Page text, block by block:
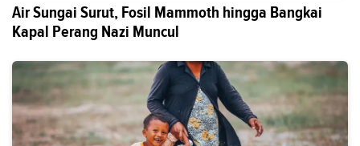
Air Sungai Surut, Fosil Mammoth hingga Bangkai
Kapal Perang Nazi Muncul